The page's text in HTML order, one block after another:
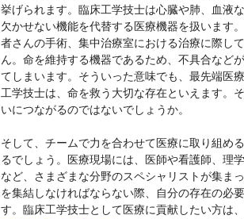
挙げられます。臨床工学技士は心臓や肺、血液
欠かせない機能を代替する医療機器を扱います
者さんの手術、集中治療室における治療に際し
ん。命を維持する機器であるため、不具合など
てしまいます。そういった意味でも、最先端医
工学技士は、命を救う大切な存在といえます。
いにつながるのではないでしょうか。
そして、チームで力を合わせて医療に取り組め
るでしょう。医療現場には、医師や看護師、理
など、さまざまな分野のスペシャリストが集ま
を集結しなければならない際、自分の存在の必
す。臨床工学技士として医療に貢献したい方は、